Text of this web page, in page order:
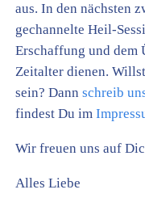
aus. In den nächsten
gechannelte Heil-
Erschaffung und dem
Zeitalter dienen.
sein? Dannschreib
findest Du im
Wir freuen uns auf
Alles Liebe